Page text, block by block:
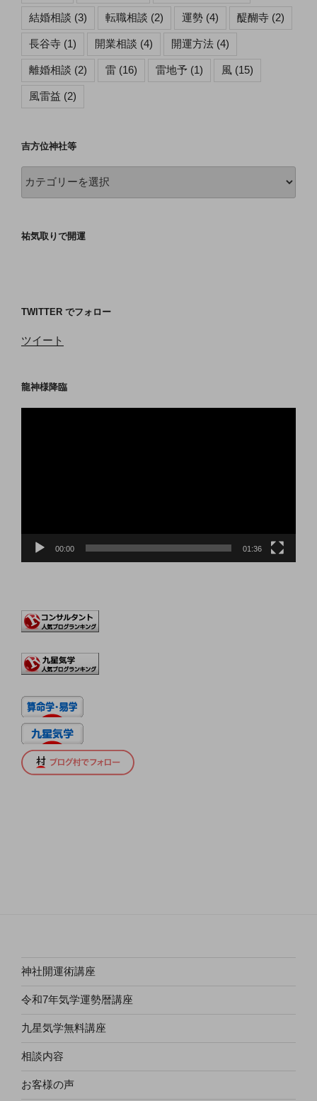
結婚相談 (3) 転職相談 (2) 運勢 (4) 醍醐寺 (2)
長谷寺 (1) 開業相談 (4) 開運方法 (4)
離婚相談 (2) 雷 (16) 雷地予 (1) 風 (15)
風雷益 (2)
吉方位神社等
社
祐気取りで開運
TWITTER でフォロー
ツイート
龍神様降臨
00:00 01:36
神社開運術講座
令和7年気学運勢暦講座
九星気学無料講座
相談内容
お客様の声